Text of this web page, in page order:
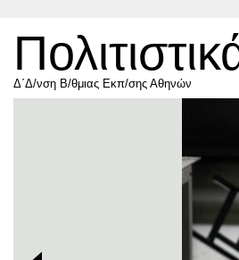
Δ΄Δ/νση Β/θμιας Εκπ/σης Αθηνών